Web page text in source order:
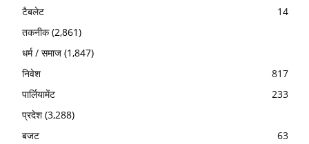
टैबलेट
14
तकनीक(2,861)
धर्म / समाज (1,847)
निवेश
817
पार्लियामेंट
233
प्रदेश(3,288)
बजट
63